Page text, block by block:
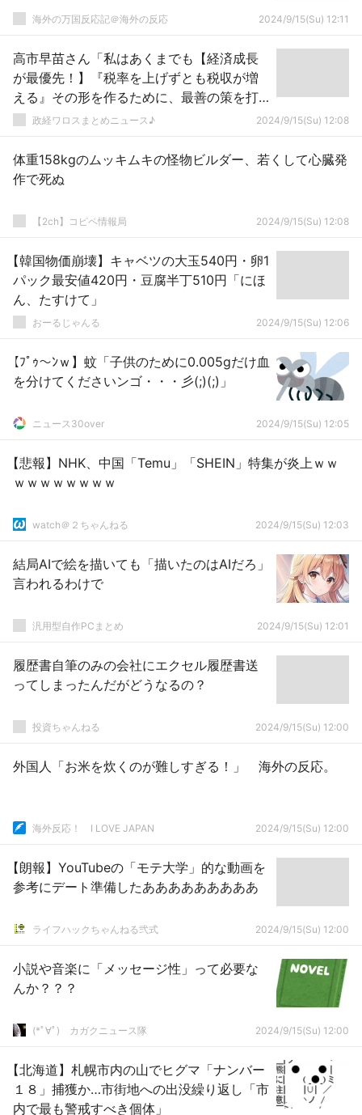
海外の万国反応記＠海外の反応 2024/9/15(Su) 12:11
高市早苗さん「私はあくまでも【経済成長
が最優先！】『税率を上げずとも税収が増
える』その形を作るために、最善の策を打
っていく！」ｗｗｗｗｗｗｗｗｗｗｗｗｗ
政経ワロスまとめニュース♪ 2024/9/15(Su) 12:08
体重158kgのムッキムキの怪物ビルダー、若くして心臓発
作で死ぬ
【2ch】コピペ情報局 2024/9/15(Su) 12:08
【韓国物価崩壊】キャベツの大玉540円・卵1
パック最安値420円・豆腐半丁510円「にほ
ん、たすけて」
おーるじゃんる 2024/9/15(Su) 12:06
【ﾌﾟｩ～ﾝｗ】蚊「子供のために0.005gだけ血
を分けてくださいンゴ・・・彡(;)(;)」
ニュース30over 2024/9/15(Su) 12:05
【悲報】NHK、中国「Temu」「SHEIN」特集が炎上ｗｗ
ｗｗｗｗｗｗｗｗ
watch＠２ちゃんねる 2024/9/15(Su) 12:03
結局AIで絵を描いても「描いたのはAIだろ」
言われるわけで
汎用型自作PCまとめ 2024/9/15(Su) 12:01
履歴書自筆のみの会社にエクセル履歴書送
ってしまったんだがどうなるの？
投資ちゃんねる 2024/9/15(Su) 12:00
外国人「お米を炊くのが難しすぎる！」 海外の反応。
海外反応！ I LOVE JAPAN 2024/9/15(Su) 12:00
【朗報】YouTubeの「モテ大学」的な動画を
参考にデート準備したあああああああああ
ライフハックちゃんねる弐式 2024/9/15(Su) 12:00
小説や音楽に「メッセージ性」って必要な
んか？？？
(*ﾟ∀ﾟ)ゞカガクニュース隊 2024/9/15(Su) 12:00
【北海道】札幌市内の山でヒグマ「ナンバー
１８」捕獲か…市街地への出没繰り返し「市
内で最も警戒すべき個体」